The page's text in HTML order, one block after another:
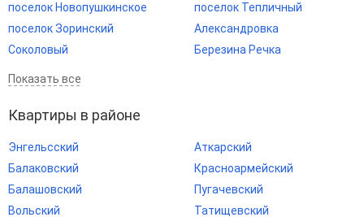
поселок Новопушкинское
поселок Зоринский
Соколовый
поселок Тепличный
Александровка
Березина Речка
Показать все
Квартиры в районе
Энгельсский
Балаковский
Балашовский
Вольский
Аткарский
Красноармейский
Пугачевский
Татищевский